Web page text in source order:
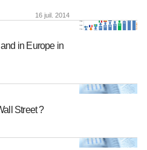
16 juil. 2014
in Europe in
Street ?